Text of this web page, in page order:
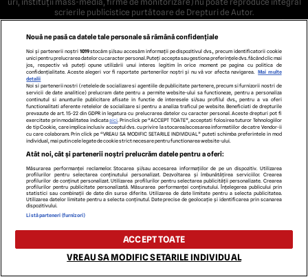
scrierile publicistice purtătoare de Drepturi de Autor.
Decizia ONJN nr. 1598/16.09.2021. Jocurile de noroc sunt interzise minorilor.
Nouă ne pasă ca datele tale personale să rămână confidențiale
Noi și partenerii noștri 1019stocăm și/sau accesăm informații pe dispozitivul dvs., precum identificatorii cookie
unici pentru prelucrarea datelor cu caracter personal. Puteți accepta sau gestiona preferințele dvs. făcând clic mai
jos, respectiv vă puteți opune utilizării unui interes legitim în orice moment pe pagina cu politica de
confidențialitate. Aceste alegeri vor fi raportate partenerilor noștri și nu vă vor afecta navigarea.
Mai multe
detalii
Noi si partenerii nostri (retelele de socializare si agentiile de publicitate partenere, precum si furnizorii nostri de
servicii de date analitice) prelucram date pentru a permite website-ului sa functioneze, pentru a personaliza
continutul si anunturile publicitare afisate in functie de interesele si/sau profilul dvs., pentru a va oferi
functionalitati aferente retelelor de socializare si pentru a analiza traficul pe website. Beneficiati de drepturile
prevazute de art. 15-22 din GDPR in legatura cu prelucrarea datelor cu caracter personal. Aceste drepturi pot fi
exercitate prin modalitatea indicataaici . Prin click pe “ACCEPT TOATE”, acceptati folosirea tuturor Tehnologiilor
de tip Cookie, care implica inclusiv acceptul dvs. cu privire la stocarea/accesarea informatiilor de catre Vendor-ii
cu care colaboram. Prin click pe “VREAU SA MODIFIC SETARILE INDIVIDUAL” puteti schimba preferintele in mod
individual, mai putin cele legate de cookie strict necesare pentru functionarea website-ului.
Atât noi, cât și partenerii noștri prelucrăm datele pentru a oferi:
Măsurarea performanței reclamelor. Stocarea și/sau accesarea informațiilor de pe un dispozitiv. Utilizarea
profilurilor pentru selectarea conținutului personalizat. Dezvoltarea și îmbunătățirea serviciilor. Crearea
profilurilor de conținut personalizat. Utilizarea profilurilor pentru selectarea publicității personalizate. Crearea
profilurilor pentru publicitate personalizată. Măsurarea performanței conținutului. Înțelegerea publicului prin
statistici sau combinații de date din surse diferite. Utilizarea de date limitate pentru a selecta publicitatea.
Utilizarea datelor limitate pentru a selecta conținutul. Date precise de geolocație și identificarea prin scanarea
dispozitivului.
Listă parteneri (furnizori)
ACCEPT TOATE
VREAU SA MODIFIC SETARILE INDIVIDUAL